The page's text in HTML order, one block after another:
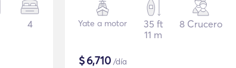
4 Yate a motor
35 ft
11 m
8 Crucero
$6,710 /día